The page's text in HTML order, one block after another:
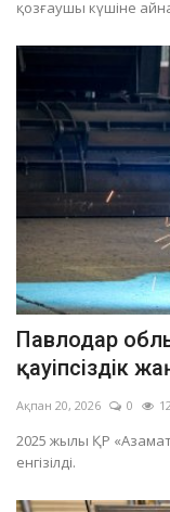
қозғаушы күшіне
Павлодар
қауіпсіздік
Ақпан 20, 2026 0
2025 жылы ҚР
енгізілді.